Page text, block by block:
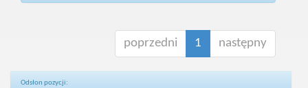
poprzedni 1 następny
Odsłon pozycji: